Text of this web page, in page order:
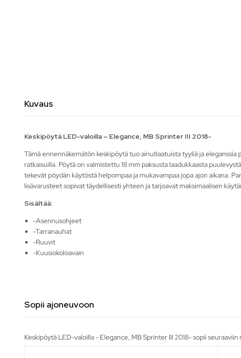
Kuvaus
Keskipöytä LED-valoilla – Elegance, MB Sprinter III 2018-
Tämä ennennäkemätön keskipöytä tuo ainutlaatuista tyyliä ja
ratkaisuilla. Pöytä on valmistettu 18 mm paksusta laadukkaasta
tekevät pöydän käytöstä helpompaa ja mukavampaa jopa ajon aikana.
lisävarusteet sopivat täydellisesti yhteen ja tarjoavat maksimaalisen
Sisältää:
-Asennusohjeet
-Tarranauhat
-Ruuvit
-Kuusiokoloavain
Sopii ajoneuvoon
Keskipöytä LED-valoilla - Elegance, MB Sprinter III 2018- sopii